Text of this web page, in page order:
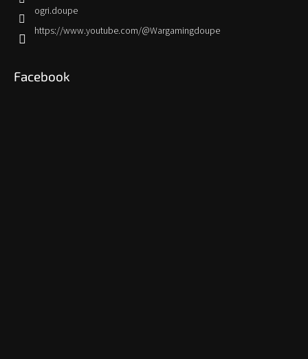
ogri.doupe
https://www.youtube.com/@Wargamingdoupe
Facebook